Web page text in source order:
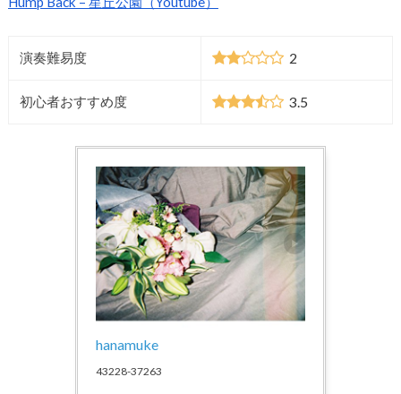
演奏難易度 2
初心者おすすめ度 3.5
hanamuke
43228-37263